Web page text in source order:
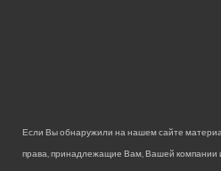
Если Вы обнаружили на нашем сайте
права, принадлежащие Вам, Вашей компании